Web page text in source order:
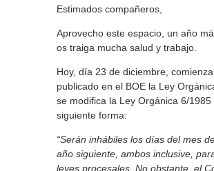
Estimados compañeros,
Aprovecho este espacio, un año
os traiga mucha salud y trabajo.
Hoy, día 23 de diciembre,
publicado en el BOE la Ley
se modifica la Ley Orgánica 6/
siguiente forma:
“Serán inhábiles los días del mes
año siguiente, ambos inclusive,
leyes procesales. No obstante, el